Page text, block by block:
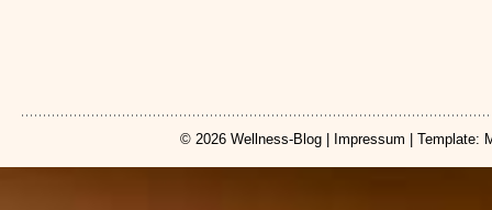
© 2026 Wellness-Blog Impressum | Template: